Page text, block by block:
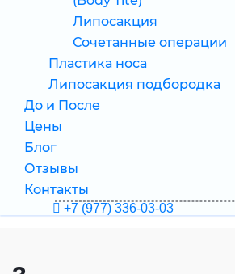
Липосакция
Сочетанные операции
Пластика носа
Липосакция подбородка
До и После
Цены
Блог
Отзывы
Контакты
+7 (977) 336-03-03